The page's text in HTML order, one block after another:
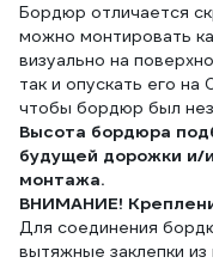
Бордюр отличается
можно монтировать
визуально на
так и опускать его
чтобы бордюр был
Высота бордюра
будущей дорожки и/
монтажа.
ВНИМАНИЕ!
Для соединения
вытяжные заклепки